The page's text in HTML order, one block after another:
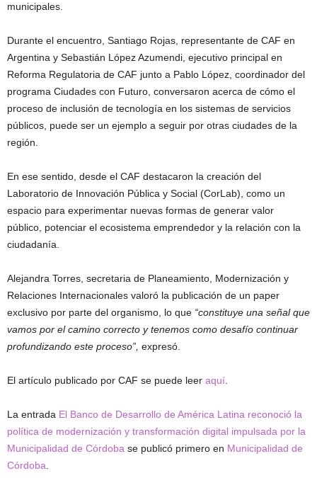
municipales.
Durante el encuentro, Santiago Rojas, representante de CAF en
Argentina y Sebastián López Azumendi, ejecutivo principal en
Reforma Regulatoria de CAF junto a Pablo López, coordinador del
programa Ciudades con Futuro, conversaron acerca de cómo el
proceso de inclusión de tecnología en los sistemas de servicios
públicos, puede ser un ejemplo a seguir por otras ciudades de la
región.
En ese sentido, desde el CAF destacaron la creación del
Laboratorio de Innovación Pública y Social (CorLab), como un
espacio para experimentar nuevas formas de generar valor
público, potenciar el ecosistema emprendedor y la relación con la
ciudadanía.
Alejandra Torres, secretaria de Planeamiento, Modernización y
Relaciones Internacionales valoró la publicación de un paper
exclusivo por parte del organismo, lo que “constituye una señal que
vamos por el camino correcto y tenemos como desafío continuar
profundizando este proceso”, expresó.
El artículo publicado por CAF se puede leer aquí
La entrada El Banco de Desarrollo de América Latina reconoció la
política de modernización y transformación digital impulsada por la
Municipalidad de Córdoba se publicó primero en Municipalidad de
Córdoba